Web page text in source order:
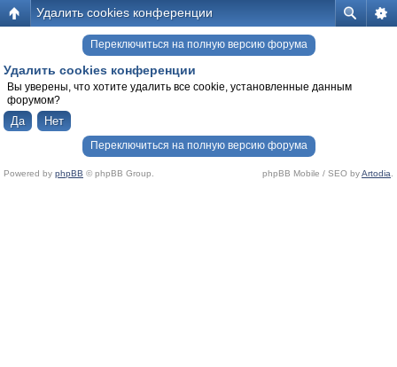
Удалить cookies конференции
Переключиться на полную версию форума
Удалить cookies конференции
Вы уверены, что хотите удалить все cookie, установленные данным
форумом?
Переключиться на полную версию форума
Powered by phpBB © phpBB Group. phpBB Mobile / SEO byArtodia